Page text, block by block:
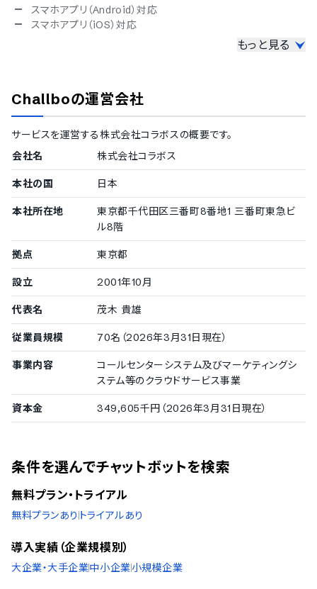
スマホアプリ（Android）対応
スマホアプリ（iOS）対応
冗長化
通信の暗号化
IP制限
シングルサインオン
対応言語
英語
フィンランド語
フランス語
ドイツ語
イタリア語
韓国語
ポルトガル語
ロシア語
タイ語
ブルガリア語
クロアチア語
ハンガリー語
ポーランド語
トルコ語
もっと見る
Challboの運営会社
サービスを運営する株式会社コラボスの概要です。
会社名
株式会社コラボス
本社の国 日本
本社所在地
東京都千代田区三番町8番地1 三番町東急ビ
ル8階
拠点 東京都
設立 2001年10月
代表名 茂木 貴雄
従業員規模 70名（2026年3月31日現在）
事業内容
コールセンターシステム及びマーケティングシ
ステム等のクラウドサービス事業
資本金 349,605千円（2026年3月31日現在）
条件を選んでチャットボットを検索
無料プラン・トライアル
無料プランあり トライアルあり
導入実績（企業規模別）
大企業・大手企業中小企業小規模企業